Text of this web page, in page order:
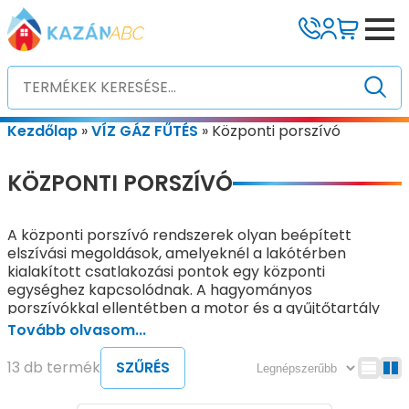
Kezdőlap »VÍZ GÁZ FŰTÉS » Központi porszívó
KÖZPONTI PORSZÍVÓ
A központi porszívó rendszerek olyan beépített
elszívási megoldások, amelyeknél a lakótérben
kialakított csatlakozási pontok egy központi
egységhez kapcsolódnak. A hagyományos
porszívókkal ellentétben a motor és a gyűjtőtartály
általában külön helyiségben vagy erre kijelölt
területen kerül elhelyezésre. A takarításhoz szükséges
csatlakozási pontok pedig az épület több pontján is
kialakíthatók. A rendszer kialakítása szorosan
kapcsolódik az épületgépészeti megoldásokhoz, ezért
Tovább olvasom...
13 db termék
SZŰRÉS